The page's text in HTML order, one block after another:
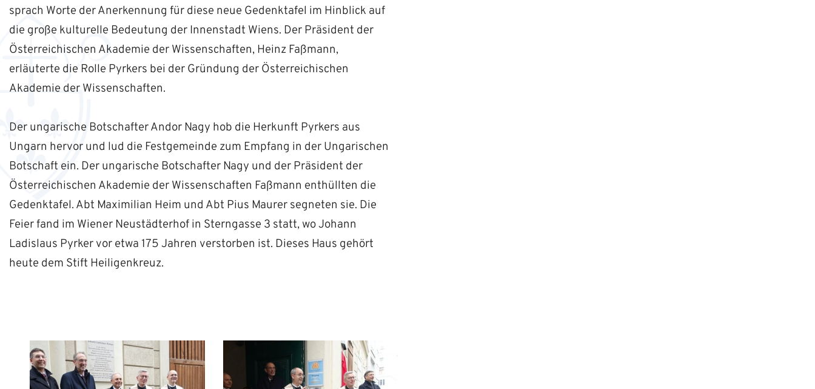
sprach Worte der Anerkennung für diese neue Gedenktafel im Hinblick auf
die große kulturelle Bedeutung der Innenstadt Wiens. Der Präsident der
Österreichischen Akademie der Wissenschaften, Heinz Faßmann,
erläuterte die Rolle Pyrkers bei der Gründung der Österreichischen
Akademie der Wissenschaften.
Der ungarische Botschafter Andor Nagy hob die Herkunft Pyrkers aus
Ungarn hervor und lud die Festgemeinde zum Empfang in der Ungarischen
Botschaft ein. Der ungarische Botschafter Nagy und der Präsident der
Österreichischen Akademie der Wissenschaften Faßmann enthüllten die
Gedenktafel. Abt Maximilian Heim und Abt Pius Maurer segneten sie. Die
Feier fand im Wiener Neustädterhof in Sterngasse 3 statt, wo Johann
Ladislaus Pyrker vor etwa 175 Jahren verstorben ist. Dieses Haus gehört
heute dem Stift Heiligenkreuz.